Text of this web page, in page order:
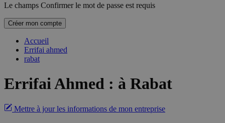
Le champs Confirmer le mot de passe est requis
Créer mon compte
Accueil
Errifai ahmed
rabat
Errifai Ahmed : à Rabat
Mettre à jour les informations de mon entreprise